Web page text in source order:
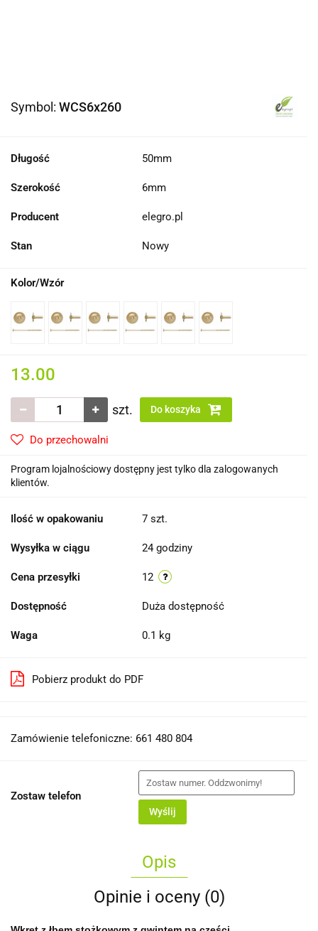
Symbol: WCS6x260
Długość 50mm
Szerokość 6mm
Producent elegro.pl
Stan Nowy
Kolor/Wzór
13.00
szt. Do koszyka
Do przechowalni
Program lojalnościowy dostępny jest tylko dla zalogowanych
klientów.
Ilość w opakowaniu 7 szt.
Wysyłka w ciągu 24 godziny
Cena przesyłki 12
Dostępność Duża dostępność
Waga 0.1 kg
Pobierz produkt do PDF
Zamówienie telefoniczne: 661 480 804
Zostaw telefon
Wyślij
Opis
Opinie i oceny (0)